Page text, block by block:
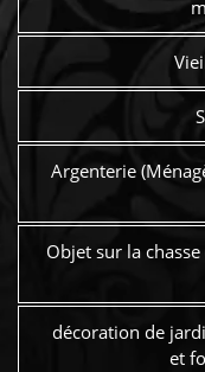
Argenterie
Objet sur la
décoration de
et